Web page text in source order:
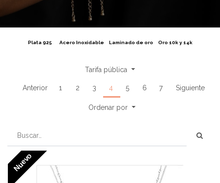
Plata 925 Acero Inoxidable Laminado de oro Oro 10k y 14k
Tarifa pública
Anterior 1 2 3 4 5 6 7 Siguiente
Ordenar por
Nuevo